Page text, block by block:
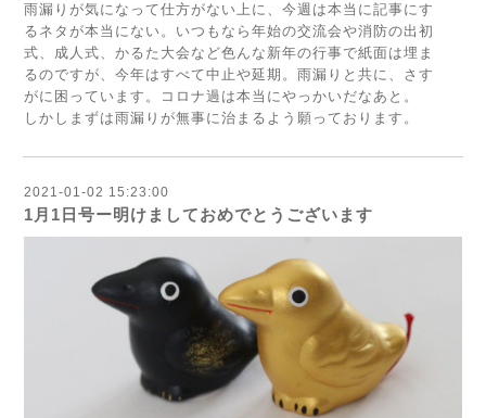
雨漏りが気になって仕方がない上に、今週は本当に記事にす
るネタが本当にない。いつもなら年始の交流会や消防の出初
式、成人式、かるた大会など色んな新年の行事で紙面は埋ま
るのですが、今年はすべて中止や延期。雨漏りと共に、さす
がに困っています。コロナ過は本当にやっかいだなあと。
しかしまずは雨漏りが無事に治まるよう願っております。
2021-01-02 15:23:00
1月1日号ー明けましておめでとうございます